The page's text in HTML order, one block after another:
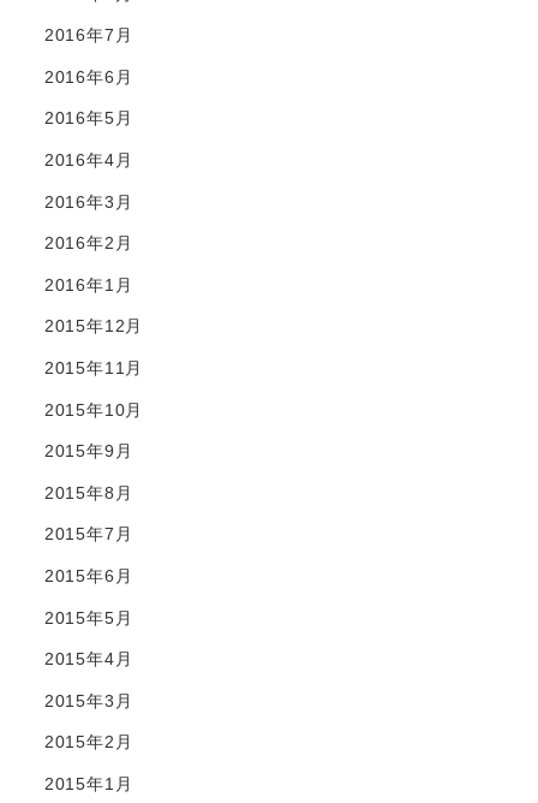
2016年7月
2016年6月
2016年5月
2016年4月
2016年3月
2016年2月
2016年1月
2015年12月
2015年11月
2015年10月
2015年9月
2015年8月
2015年7月
2015年6月
2015年5月
2015年4月
2015年3月
2015年2月
2015年1月